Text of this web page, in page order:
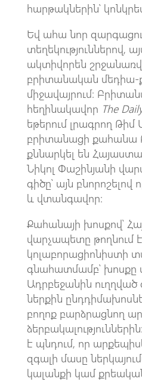
հարթակներին՝
Եվ ահա նոր
տեղեկություններով,
ակտիվորեն
բրիտանական
միջավայրում։
հեղինակավոր The
եթերում լրագրող Թիմ
բրիտանացի քահանա
քննարկել են
Նիկոլ Փաշինյանի
գիծը՝ այն
և վտանգավոր։
Քահանայի խոսքով՝
վարչապետը թողնում է
կոլաբորացիոնիստի
գնահատմամբ՝ խոսքը
Ադրբեջանին ուղղված
ներքին
բողոք բարձրացնող
է պնդում, որ
զգալի մասը
կալանքի կամ